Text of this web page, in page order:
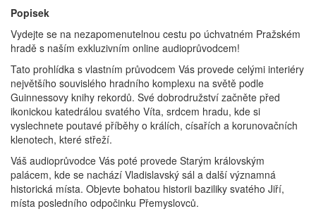
Popisek
Vydejte se na nezapomenutelnou cestu po úchvatném Pražském
hradě s naším exkluzivním online audioprůvodcem!
Tato prohlídka s vlastním průvodcem Vás provede celými interiéry
největšího souvislého hradního komplexu na světě podle
Guinnessovy knihy rekordů. Své dobrodružství začněte před
ikonickou katedrálou svatého Víta, srdcem hradu, kde si
vyslechnete poutavé příběhy o králích, císařích a korunovačních
klenotech, které střeží.
Váš audioprůvodce Vás poté provede Starým královským
palácem, kde se nachází Vladislavský sál a další významná
historická místa. Objevte bohatou historii baziliky svatého Jiří,
místa posledního odpočinku Přemyslovců.